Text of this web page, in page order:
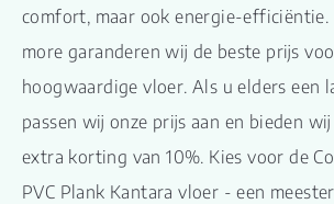
comfort, maar ook energie-efficiëntie.
more garanderen wij de beste prijs
hoogwaardige vloer. Als u elders een
passen wij onze prijs aan en bieden
extra korting van 10%. Kies voor de
PVC Plank Kantara vloer - een